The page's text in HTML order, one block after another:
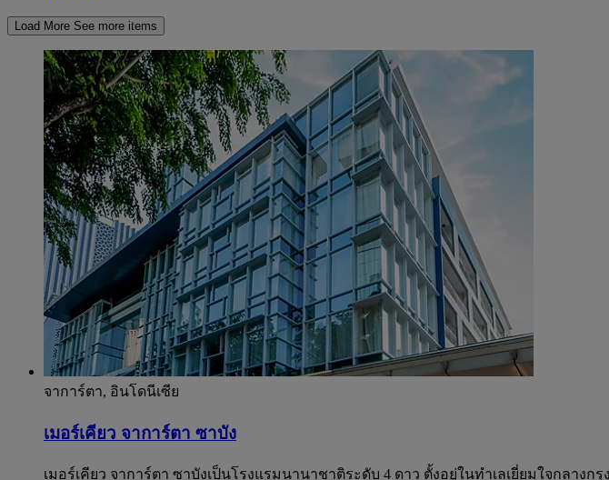
Load More See more items
จาการ์ตา, อินโดนีเซีย
เมอร์เคียว จาการ์ตา ซาบัง
เมอร์เคียว จาการ์ตา ซาบังเป็นโรงแรมนานาชาติระดับ 4 ดาว ตั้งอยู่ในทำเลเยี่ยมใจกลา